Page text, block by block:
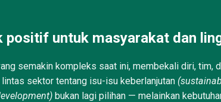
positif untuk masyarakat dan
semakin kompleks saat ini, membekali diri, tim,
sektor tentang isu-isu keberlanjutan
bukan lagi pilihan — melainkan